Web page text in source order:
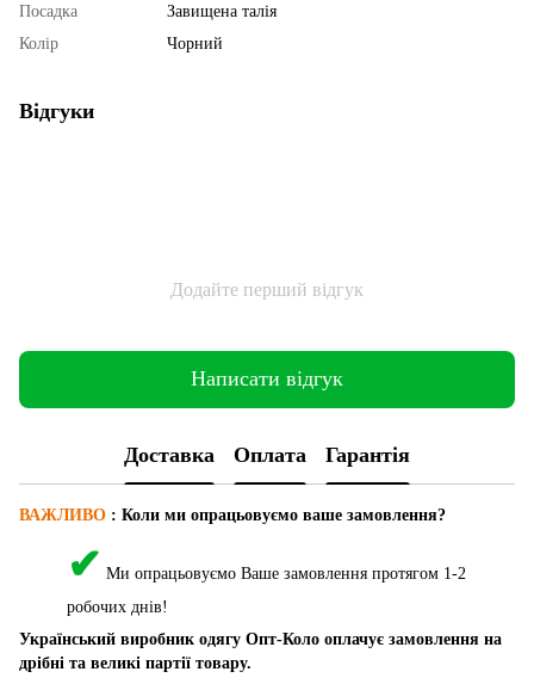
Посадка
Завищена талія
Колір
Чорний
Відгуки
Додайте перший відгук
Написати відгук
Доставка Оплата Гарантія
ВАЖЛИВО : Коли ми опрацьовуємо ваше замовлення?
✔ Ми опрацьовуємо Ваше замовлення протягом 1-2
робочих днів!
Український виробник одягу Опт-Коло оплачує замовлення на
дрібні та великі партії товару.